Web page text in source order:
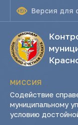
Версия для
МИССИЯ
Содействие
муниципальному
условию